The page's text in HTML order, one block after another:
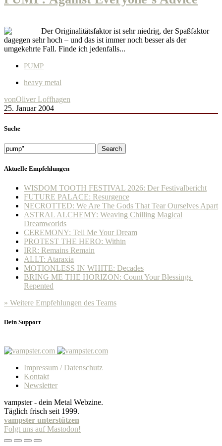
Der Originalitätsfaktor ist sehr niedrig, der Spaßfaktor
dagegen sehr hoch – und das ist immer noch besser als der
umgekehrte Fall. Finde ich jedenfalls...
PUMP
heavy metal
vonOliver Loffhagen
25. Januar 2004
Suche
Search
Aktuelle Empfehlungen
WISDOM TOOTH FESTIVAL 2026: Der Festivalbericht
FUTURE PALACE: Resurgence
NECROTTED: We Are The Gods That Tear Ourselves Apart
ASTRAL ALCHEMY: Weaving Chilling Magical
Dreamworlds
CEREMONY: Tell Me Your Dream
PROTEST THE HERO: Within
IRR: Remains Remain
ALLT: Ataraxia
MOTIONLESS IN WHITE: Decades
BRING ME THE HORIZON: Count Your Blessings |
Repented
» Weitere Empfehlungen des Teams
Dein Support
Impressum / Datenschutz
Kontakt
Newsletter
vampster - dein Metal Webzine.
Täglich frisch seit 1999.
vampster unterstützen
Folgt uns auf Mastodon!